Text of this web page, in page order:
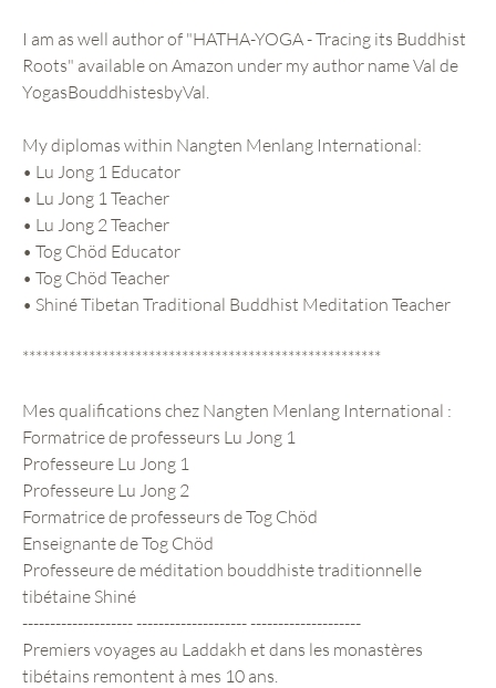
I am as well author of "HATHA-YOGA - Tracing its Buddhist
Roots" available on Amazon under my author name Val de
YogasBouddhistesbyVal.
My diplomas within Nangten Menlang International:
• Lu Jong 1 Educator
• Lu Jong 1 Teacher
• Lu Jong 2 Teacher
• Tog Chöd Educator
• Tog Chöd Teacher
• Shiné Tibetan Traditional Buddhist Meditation Teacher
******************************************************
Mes qualifications chez Nangten Menlang International :
Formatrice de professeurs Lu Jong 1
Professeure Lu Jong 1
Professeure Lu Jong 2
Formatrice de professeurs de Tog Chöd
Enseignante de Tog Chöd
Professeure de méditation bouddhiste traditionnelle
tibétaine Shiné
-------------------- -------------------- --------------------
Premiers voyages au Laddakh et dans les monastères
tibétains remontent à mes 10 ans.